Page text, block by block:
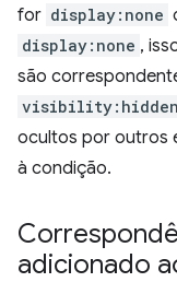
for display:none
display:none ,
são
visibility:hidden
ocultos por outros
à condição.
adicionado